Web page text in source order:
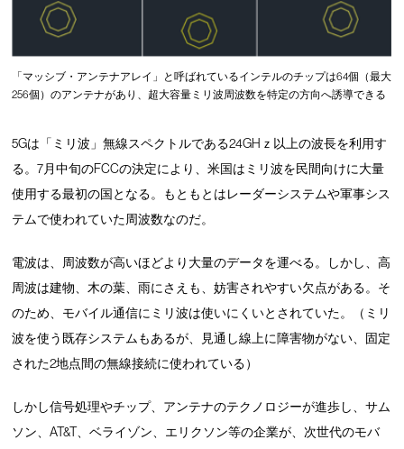
「マッシブ・アンテナアレイ」と呼ばれているインテルのチップは64個（最大
256個）のアンテナがあり、超大容量ミリ波周波数を特定の方向へ誘導できる
5Gは「ミリ波」無線スペクトルである24GHｚ以上の波長を利用す
る。7月中旬のFCCの決定により、米国はミリ波を民間向けに大量
使用する最初の国となる。もともとはレーダーシステムや軍事シス
テムで使われていた周波数なのだ。
電波は、周波数が高いほどより大量のデータを運べる。しかし、高
周波は建物、木の葉、雨にさえも、妨害されやすい欠点がある。そ
のため、モバイル通信にミリ波は使いにくいとされていた。（ミリ
波を使う既存システムもあるが、見通し線上に障害物がない、固定
された2地点間の無線接続に使われている）
しかし信号処理やチップ、アンテナのテクノロジーが進歩し、サム
ソン、AT&T、ベライゾン、エリクソン等の企業が、次世代のモバ